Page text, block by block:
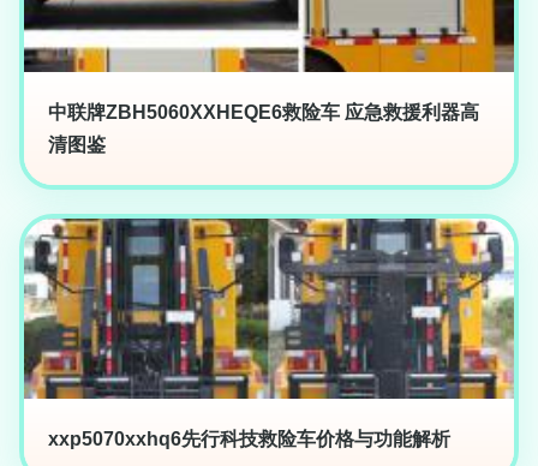
中联牌ZBH5060XXHEQE6救险车 应急救援利器高
清图鉴
xxp5070xxhq6先行科技救险车价格与功能解析